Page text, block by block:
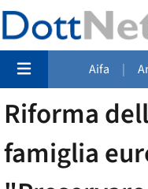
Aifa |
Riforma
famiglia